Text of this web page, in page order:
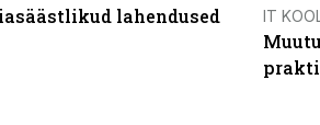
lahendused
IT